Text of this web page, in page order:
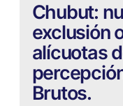
Chubut:
exclusión
alícuotas
Brutos.